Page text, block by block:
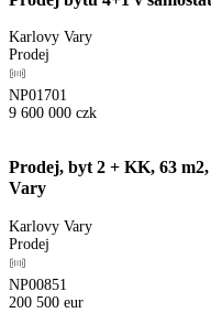
Karlovy Vary
Prodej
NP01701
9 600 000 czk
Prodej, byt 2 + KK, 63
Vary
Karlovy Vary
Prodej
NP00851
200 500 eur